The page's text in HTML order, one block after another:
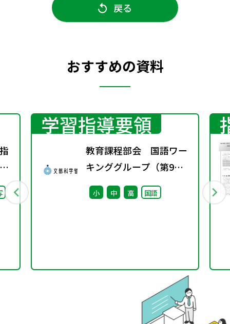
戻る
おすすめの資料
学習指導要領
教育課程部会 国語ワー
キンググループ（第9
回） 配付資料
小 中 高 国語